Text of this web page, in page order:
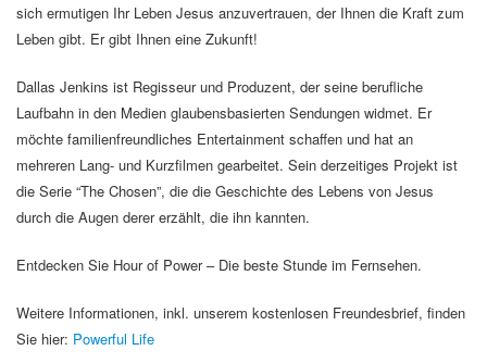
sich ermutigen Ihr Leben Jesus anzuvertrauen, der Ihnen die Kraft zum
Leben gibt. Er gibt Ihnen eine Zukunft!
Dallas Jenkins ist Regisseur und Produzent, der seine berufliche
Laufbahn in den Medien glaubensbasierten Sendungen widmet. Er
möchte familienfreundliches Entertainment schaffen und hat an
mehreren Lang- und Kurzfilmen gearbeitet. Sein derzeitiges Projekt ist
die Serie “The Chosen”, die die Geschichte des Lebens von Jesus
durch die Augen derer erzählt, die ihn kannten.
Entdecken Sie Hour of Power – Die beste Stunde im Fernsehen.
Weitere Informationen, inkl. unserem kostenlosen Freundesbrief, finden
Sie hier: Powerful Life